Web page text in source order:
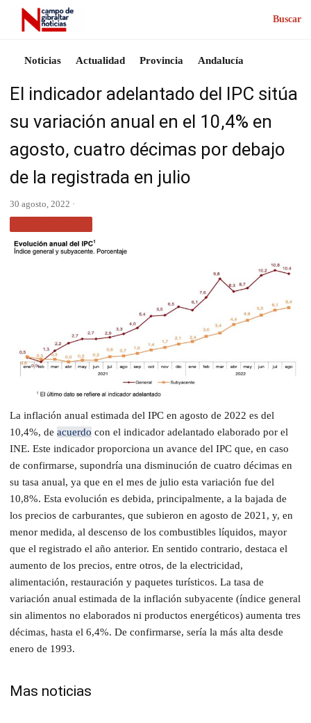
Buscar
Noticias Actualidad Provincia Andalucía
El indicador adelantado del IPC sitúa
su variación anual en el 10,4% en
agosto, cuatro décimas por debajo
de la registrada en julio
30 agosto, 2022 ·
La inflación anual estimada del IPC en agosto de 2022 es del
10,4%, de acuerdo con el indicador adelantado elaborado por el
INE. Este indicador proporciona un avance del IPC que, en caso
de confirmarse, supondría una disminución de cuatro décimas en
su tasa anual, ya que en el mes de julio esta variación fue del
10,8%. Esta evolución es debida, principalmente, a la bajada de
los precios de carburantes, que subieron en agosto de 2021, y, en
menor medida, al descenso de los combustibles líquidos, mayor
que el registrado el año anterior. En sentido contrario, destaca el
aumento de los precios, entre otros, de la electricidad,
alimentación, restauración y paquetes turísticos. La tasa de
variación anual estimada de la inflación subyacente (índice general
sin alimentos no elaborados ni productos energéticos) aumenta tres
décimas, hasta el 6,4%. De confirmarse, sería la más alta desde
enero de 1993.
Mas noticias